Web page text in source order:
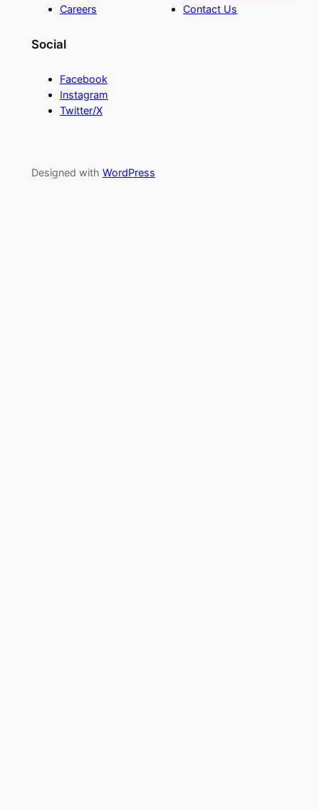
Careers
Contact Us
Social
Facebook
Instagram
Twitter/X
Designed with WordPress